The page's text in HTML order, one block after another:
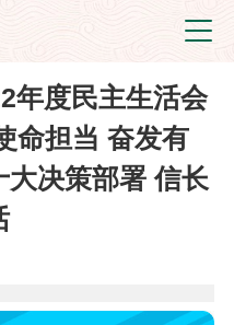
年度民主生活会
命担当 奋发有
大决策部署 信长